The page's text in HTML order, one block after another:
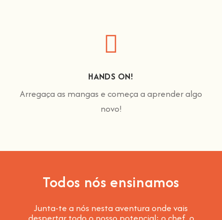
HANDS ON!
Arregaça as mangas e começa a aprender algo
novo!
Todos nós ensinamos
Junta-te a nós nesta aventura onde vais